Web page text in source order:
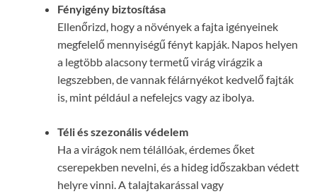
Fényigény biztosítása
Ellenőrizd, hogy a növények a fajta igényeinek
megfelelő mennyiségű fényt kapják. Napos helyen
a legtöbb alacsony termetű virág virágzik a
legszebben, de vannak félárnyékot kedvelő fajták
is, mint például a nefelejcs vagy az ibolya.
Téli és szezonális védelem
Ha a virágok nem télállóak, érdemes őket
cserepekben nevelni, és a hideg időszakban védett
helyre vinni. A talajtakarással vagy